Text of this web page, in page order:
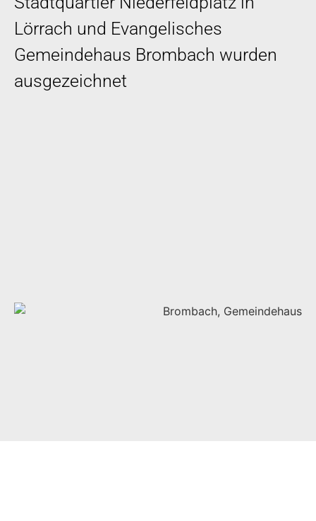
Lörrach und Evangelisches
Gemeindehaus Brombach wurden
ausgezeichnet